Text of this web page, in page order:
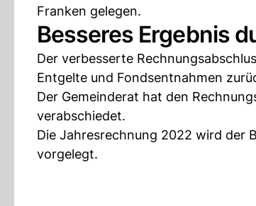
Franken gelegen.
Besseres Ergebnis
Der verbesserte
Entgelte und Fondsentnahmen
Der Gemeinderat hat den
verabschiedet.
Die Jahresrechnung 2022 wird der
vorgelegt.